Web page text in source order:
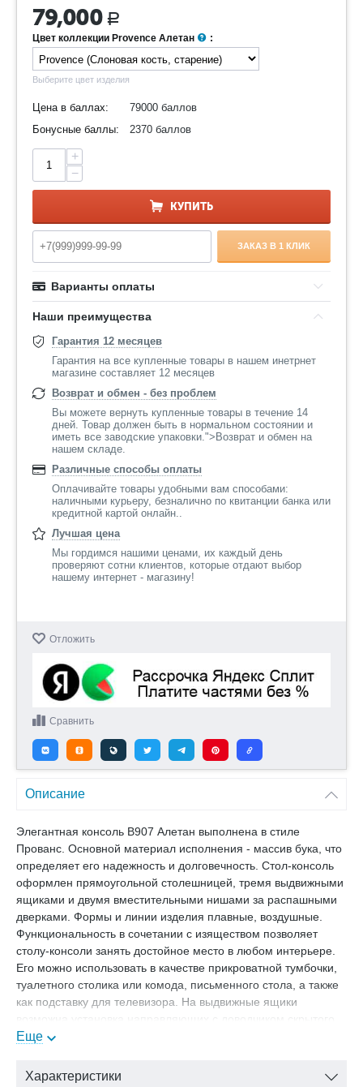
79,000 Р
Цвет коллекции Provence Алетан :
Выберите цвет изделия
Цена в баллах:
79000 баллов
Бонусные баллы:
2370 баллов
+
−
КУПИТЬ
ЗАКАЗ В 1 КЛИК
Варианты оплаты
Наши преимущества
Гарантия 12 месяцев
Гарантия на все купленные товары в нашем инетрнет
магазине составляет 12 месяцев
Возврат и обмен - без проблем
Вы можете вернуть купленные товары в течение 14
дней. Товар должен быть в нормальном состоянии и
иметь все заводские упаковки.">Возврат и обмен на
нашем складе.
Различные способы оплаты
Оплачивайте товары удобными вам способами:
наличными курьеру, безналично по квитанции банка или
кредитной картой онлайн..
Лучшая цена
Мы гордимся нашими ценами, их каждый день
проверяют сотни клиентов, которые отдают выбор
нашему интернет - магазину!
Отложить
Сравнить
Описание
Элегантная консоль B907 Алетан выполнена в стиле
Прованс. Основной материал исполнения - массив бука, что
определяет его надежность и долговечность. Стол-консоль
оформлен прямоугольной столешницей, тремя выдвижными
ящиками и двумя вместительными нишами за распашными
дверками. Формы и линии изделия плавные, воздушные.
Функциональность в сочетании с изяществом позволяет
столу-консоли занять достойное место в любом интерьере.
Его можно использовать в качестве прикроватной тумбочки,
туалетного столика или комода, письменного стола, а также
как подставку для телевизора. На выдвижные ящики
крепежа.
Еще
Характеристики